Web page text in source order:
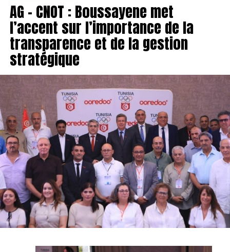
AG – CNOT : Boussayene met
l’accent sur l’importance de la
transparence et de la gestion
stratégique